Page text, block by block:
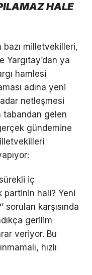
HALE
bazı milletvekilleri,
ya
hamlesi
adına yeni
netleşmesi
tabandan gelen
gündemine
iç
partinin hali? Yeni
karşısında
gerilim
veriyor. Bu
hızlı